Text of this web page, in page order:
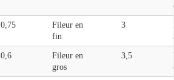
0,75
Fileur en
fin
3
0,6
Fileur en
gros
3,5